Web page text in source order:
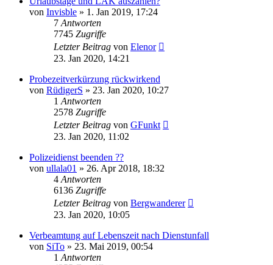
von Invisble » 1. Jan 2019, 17:24
7 Antworten
7745 Zugriffe
Letzter Beitrag von Elenor
23. Jan 2020, 14:21
Probezeitverkürzung rückwirkend
von RüdigerS » 23. Jan 2020, 10:27
1 Antworten
2578 Zugriffe
Letzter Beitrag von GFunkt
23. Jan 2020, 11:02
Polizeidienst beenden ??
von ullala01 » 26. Apr 2018, 18:32
4 Antworten
6136 Zugriffe
Letzter Beitrag von Bergwanderer
23. Jan 2020, 10:05
Verbeamtung auf Lebenszeit nach Dienstunfall
von SiTo » 23. Mai 2019, 00:54
1 Antworten